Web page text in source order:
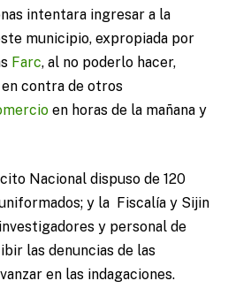
intentara ingresar a la
municipio, expropiada por
Farc, al no poderlo hacer,
contra de otros
en horas de la mañana y
Nacional dispuso de 120
y la Fiscalía y Sijin
y personal de
las denuncias de las
en las indagaciones.